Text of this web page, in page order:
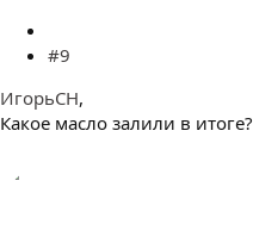
#9
ИгорьСН,
Какое масло залили в итоге?